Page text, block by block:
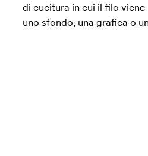
di cucitura in cui il filo
uno sfondo, una grafica o